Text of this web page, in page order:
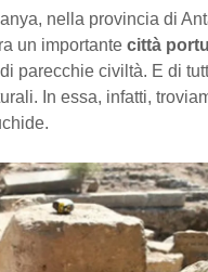
nella provincia di
un importante città
parecchie civiltà. E di
In essa, infatti,